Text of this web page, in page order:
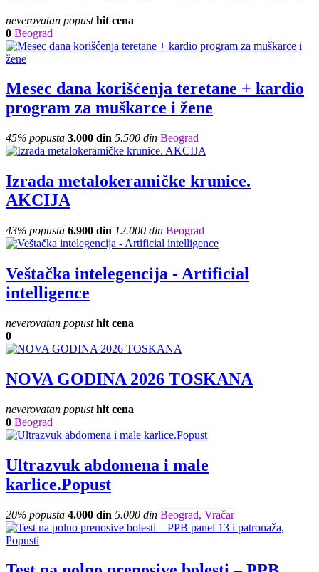
neverovatan popust hit cena
0 Beograd
Mesec dana korišćenja teretane + kardio
program za muškarce i žene
45% popusta 3.000 din 5.500 din Beograd
Izrada metalokeramičke krunice.
AKCIJA
43% popusta 6.900 din 12.000 din Beograd
Veštačka intelegencija - Artificial
intelligence
neverovatan popust hit cena
0
NOVA GODINA 2026 TOSKANA
neverovatan popust hit cena
0 Beograd
Ultrazvuk abdomena i male
karlice.Popust
20% popusta 4.000 din 5.000 din Beograd, Vračar